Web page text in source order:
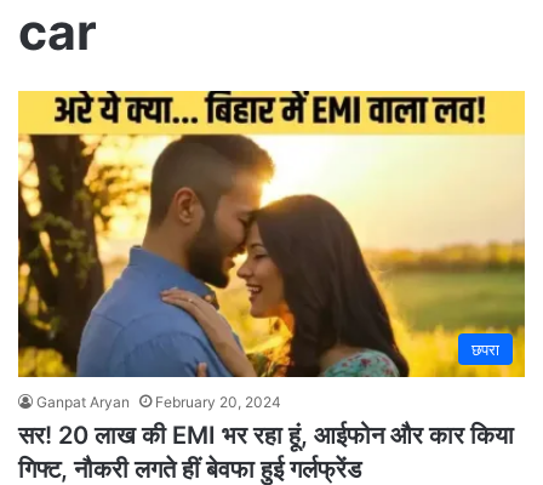
car
छपरा
Ganpat Aryan February 20, 2024
सर! 20 लाख की EMI भर रहा हूं, आईफोन और कार किया
गिफ्ट, नौकरी लगते हीं बेवफा हुई गर्लफ्रेंड